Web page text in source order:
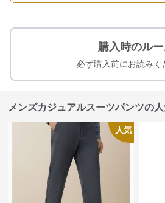
購入時のル
必ず購入前にお読みく
メンズカジュアルスーツパンツの
人気